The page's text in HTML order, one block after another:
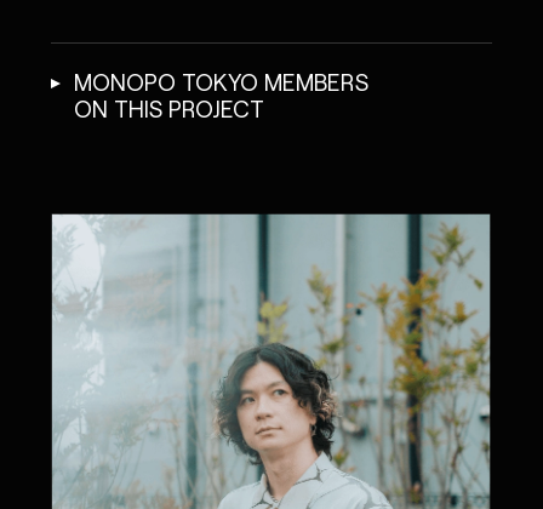
MONOPO TOKYO MEMBERS
ON THIS PROJECT